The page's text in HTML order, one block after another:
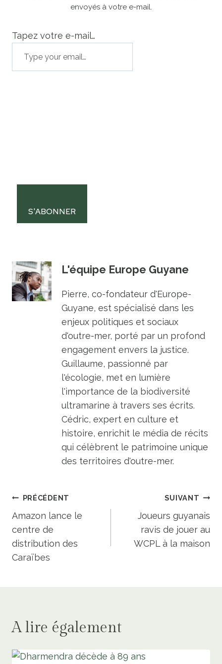
envoyés à votre e-mail.
Tapez votre e-mail…
S'ABONNER
L'équipe Europe Guyane
Pierre, co-fondateur d'Europe-
Guyane, est spécialisé dans les
enjeux politiques et sociaux
d'outre-mer, porté par un profond
engagement envers la justice.
Guillaume, passionné par
l'écologie, met en lumière
l'importance de la biodiversité
ultramarine à travers ses écrits.
Cédric, expert en culture et
histoire, enrichit le média de récits
qui célèbrent le patrimoine unique
des territoires d'outre-mer.
Navigation
de
l’article
PRÉCÉDENT
Amazon lance le
centre de
distribution des
Caraïbes
SUIVANT
Joueurs guyanais
ravis de jouer au
WCPL à la maison
A lire également